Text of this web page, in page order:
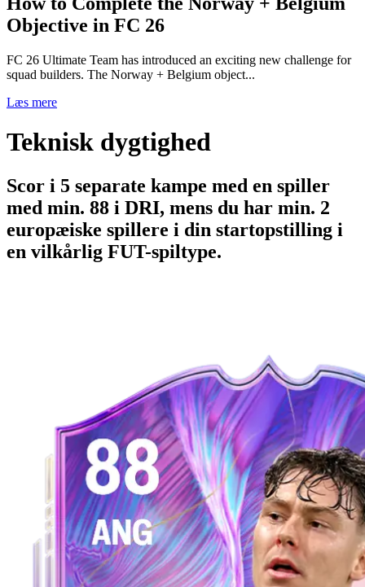
Objective in FC 26
FC 26 Ultimate Team has introduced an exciting new challenge for
squad builders. The Norway + Belgium object...
Læs mere
Teknisk dygtighed
Scor i 5 separate kampe med en spiller
med min. 88 i DRI, mens du har min. 2
europæiske spillere i din startopstilling i
en vilkårlig FUT-spiltype.